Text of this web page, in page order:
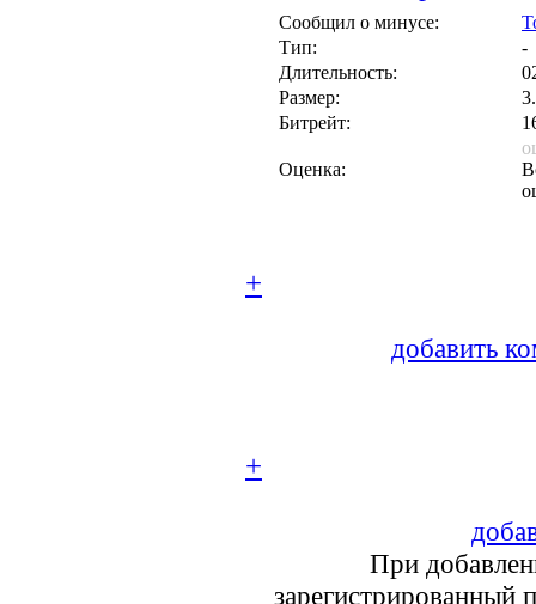
Сообщил о минусе:
Тип:
-
Длительность:
Размер:
Битрейт:
Оценка:
+
добавить
+
При
зарегистрированный